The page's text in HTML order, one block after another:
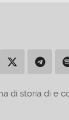
di storia di e